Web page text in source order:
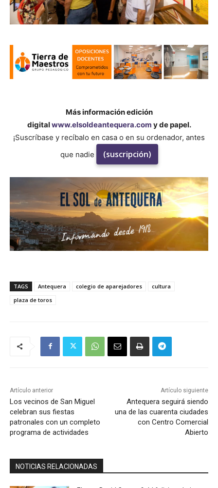
Más información edición
digitalwww.elsoldeantequera.com y de papel.
¡Suscríbase y recíbalo en casa o en su ordenador, antes
que nadie
(suscripción)
TAGS Antequera colegio de aparejadores
cultura
plaza de toros
Artículo anterior
Los vecinos de San Miguel
celebran sus fiestas
patronales con un completo
programa de actividades
Artículo siguiente
Antequera seguirá siendo
una de las cuarenta ciudades
con Centro Comercial
Abierto
NOTICIAS RELACIONADAS